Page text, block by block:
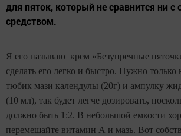
для пяток, который не сравнится ни
средством.
Я его называю крем «Безупречные
сделать его легко и быстро. Нужно только
тюбик мази календулы (20г) и ампулку
(10 мл), так будет легче дозировать,
должно быть 1:2. В небольшой емкости
перемешайте витамин А и мазь. Вот